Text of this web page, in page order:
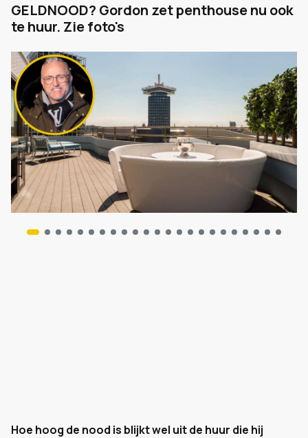
GELDNOOD? Gordon zet penthouse nu ook
te huur. Zie foto's
Hoe hoog de nood is blijkt wel uit de huur die hij